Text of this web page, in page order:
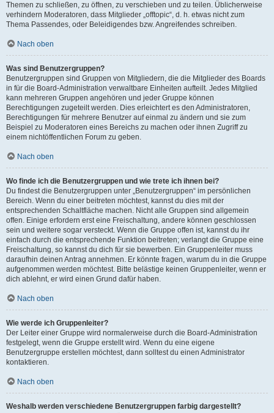
Themen zu schließen, zu öffnen, zu verschieben und zu teilen. Üblicherweise
verhindern Moderatoren, dass Mitglieder „offtopic“, d. h. etwas nicht zum
Thema Passendes, oder Beleidigendes bzw. Angreifendes schreiben.
Nach oben
Was sind Benutzergruppen?
Benutzergruppen sind Gruppen von Mitgliedern, die die Mitglieder des Boards
in für die Board-Administration verwaltbare Einheiten aufteilt. Jedes Mitglied
kann mehreren Gruppen angehören und jeder Gruppe können
Berechtigungen zugeteilt werden. Dies erleichtert es den Administratoren,
Berechtigungen für mehrere Benutzer auf einmal zu ändern und sie zum
Beispiel zu Moderatoren eines Bereichs zu machen oder ihnen Zugriff zu
einem nichtöffentlichen Forum zu geben.
Nach oben
Wo finde ich die Benutzergruppen und wie trete ich ihnen bei?
Du findest die Benutzergruppen unter „Benutzergruppen“ im persönlichen
Bereich. Wenn du einer beitreten möchtest, kannst du dies mit der
entsprechenden Schaltfläche machen. Nicht alle Gruppen sind allgemein
offen. Einige erfordern erst eine Freischaltung, andere können geschlossen
sein und weitere sogar versteckt. Wenn die Gruppe offen ist, kannst du ihr
einfach durch die entsprechende Funktion beitreten; verlangt die Gruppe eine
Freischaltung, so kannst du dich für sie bewerben. Ein Gruppenleiter muss
daraufhin deinen Antrag annehmen. Er könnte fragen, warum du in die Gruppe
aufgenommen werden möchtest. Bitte belästige keinen Gruppenleiter, wenn er
dich ablehnt, er wird einen Grund dafür haben.
Nach oben
Wie werde ich Gruppenleiter?
Der Leiter einer Gruppe wird normalerweise durch die Board-Administration
festgelegt, wenn die Gruppe erstellt wird. Wenn du eine eigene
Benutzergruppe erstellen möchtest, dann solltest du einen Administrator
kontaktieren.
Nach oben
Weshalb werden verschiedene Benutzergruppen farbig dargestellt?